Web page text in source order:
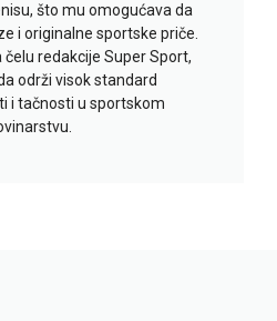
što mu omogućava da
i originalne sportske priče.
čelu redakcije Super Sport,
održi visok standard
i tačnosti u sportskom